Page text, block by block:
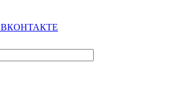
ВКОНТАКТЕ